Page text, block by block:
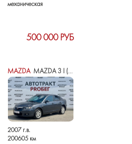
механическая
500 000 РУБ
MAZDAMAZDA 3 I (BK) РЕСТАЙЛИНГ
2007 г.в.
200605 км